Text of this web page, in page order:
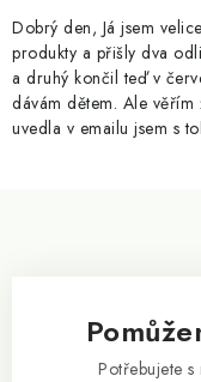
Podmínky ochrany
Slevový systém
Vše
Dobrý den, Já jsem
produkty a přišly dva
a druhý končil teď v
dávám dětem. Ale věřím
uvedla v emailu jsem s
Potřebujete